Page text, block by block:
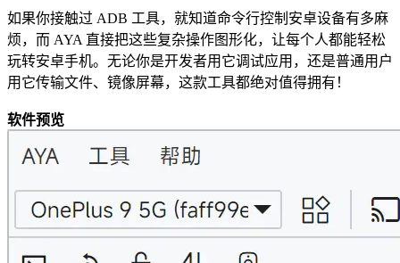
如果你接触过 ADB 工具，就知道命令行控制安卓设备有多麻
烦，而 AYA 直接把这些复杂操作图形化，让每个人都能轻松
玩转安卓手机。无论你是开发者用它调试应用，还是普通用户
用它传输文件、镜像屏幕，这款工具都绝对值得拥有！
软件预览